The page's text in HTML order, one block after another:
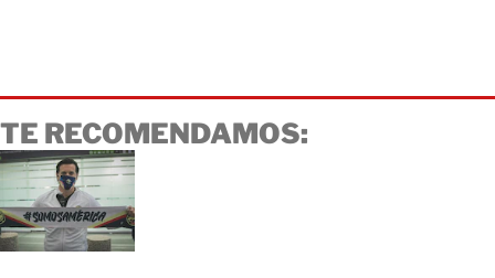
TE RECOMENDAMOS: